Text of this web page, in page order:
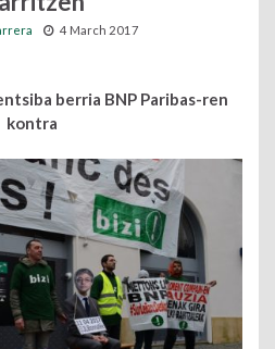
4 March 2017
berria BNP Paribas-ren
kontra